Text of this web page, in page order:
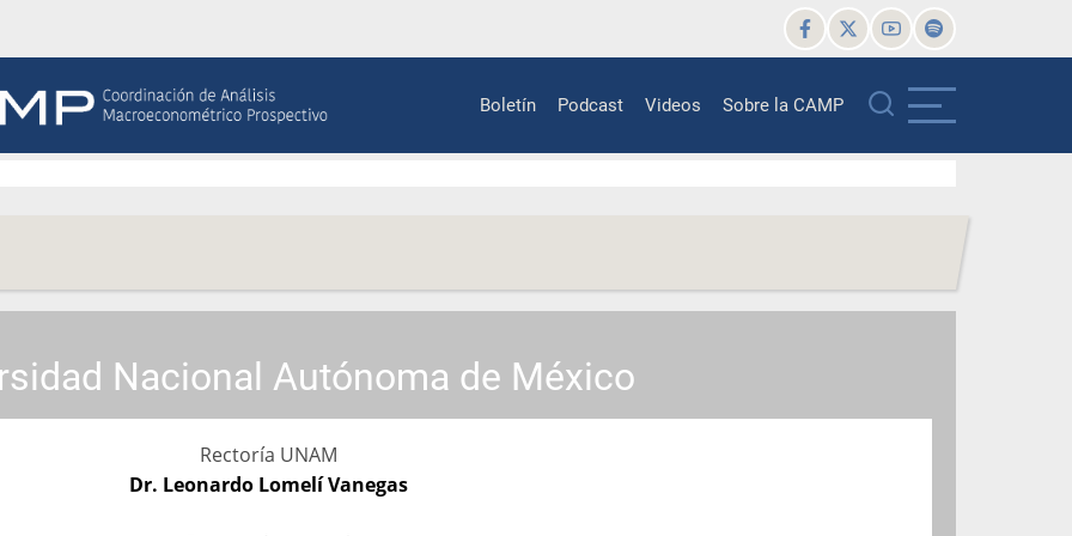
navigation
Boletín Podcast Videos Sobre la CAMP
Nacional Autónoma de México
Rectoría UNAM
Dr. Leonardo Lomelí Vanegas